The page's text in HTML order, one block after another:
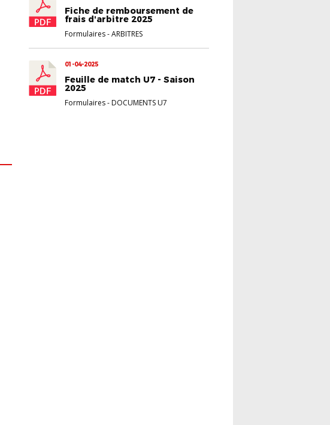
Fiche de remboursement de
frais d'arbitre 2025
Formulaires-ARBITRES
01-04-2025
Feuille de match U7 - Saison
2025
Formulaires- DOCUMENTS U7